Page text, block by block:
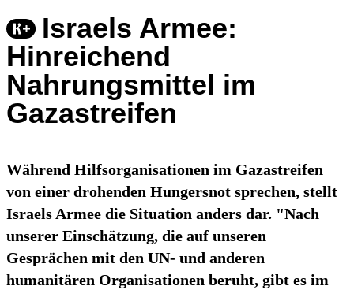
Israels Armee:
Hinreichend
Nahrungsmittel im
Gazastreifen
Während Hilfsorganisationen im Gazastreifen
von einer drohenden Hungersnot sprechen, stellt
Israels Armee die Situation anders dar. "Nach
unserer Einschätzung, die auf unseren
Gesprächen mit den UN- und anderen
humanitären Organisationen beruht, gibt es im